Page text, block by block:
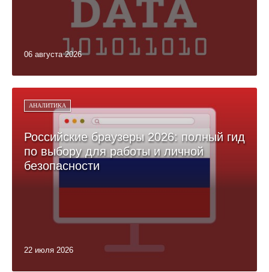
06 августа 2026
АНАЛИТИКА
Российские браузеры 2026: полный гид
по выбору для работы и личной
безопасности
22 июля 2026